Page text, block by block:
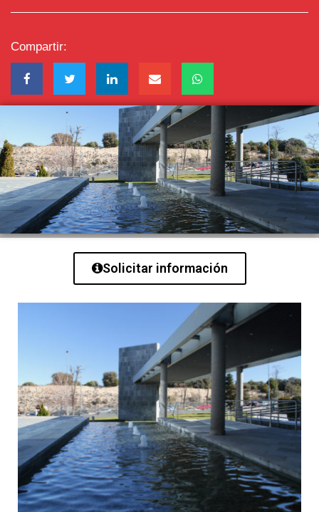
Compartir:
Solicitar información